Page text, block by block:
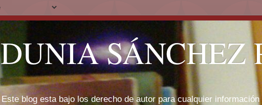
DUNIA SÁNCHEZ
Este blog esta bajo los derecho de autor para cualquier